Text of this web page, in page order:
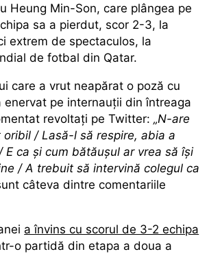
Heung Min-Son, care plângea pe
sa a pierdut, scor 2-3, la
extrem de spectaculos, la
de fotbal din Qatar.
care a vrut neapărat o poză cu
enervat pe internauții din întreaga
revoltați pe Twitter: „N-are
/ Lasă-l să respire, abia a
E ca și cum bătăușul ar vrea să își
/ A trebuit să intervină colegul ca
câteva dintre comentariile
a învins cu scorul de 3-2 echipa
o partidă din etapa a doua a